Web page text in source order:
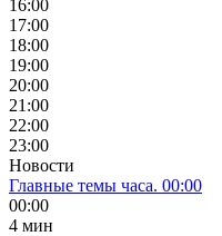
16:00
17:00
18:00
19:00
20:00
21:00
22:00
23:00
Новости
Главные темы часа. 00:00
00:00
4 мин